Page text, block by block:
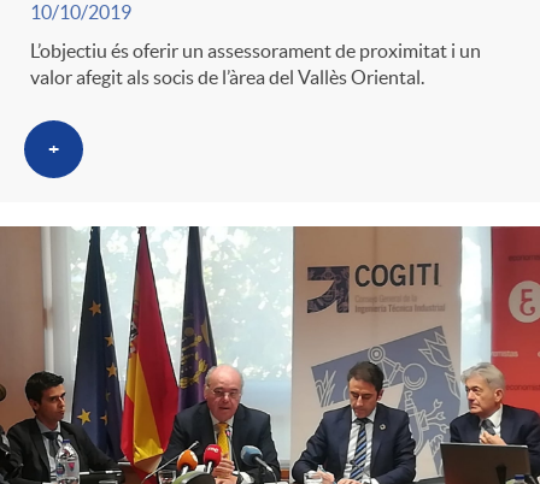
10/10/2019
L’objectiu és oferir un assessorament de proximitat i un
valor afegit als socis de l’àrea del Vallès Oriental.
+